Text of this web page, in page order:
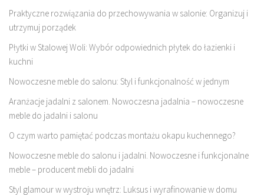
Praktyczne rozwiązania do przechowywania w salonie: Organizuj i
utrzymuj porządek
Płytki w Stalowej Woli: Wybór odpowiednich płytek do łazienki i
kuchni
Nowoczesne meble do salonu: Styl i funkcjonalność w jednym
Aranżacje jadalni z salonem. Nowoczesna jadalnia – nowoczesne
meble do jadalni i salonu
O czym warto pamiętać podczas montażu okapu kuchennego?
Nowoczesne meble do salonu i jadalni. Nowoczesne i funkcjonalne
meble – producent mebli do jadalni
Styl glamour w wystroju wnętrz: Luksus i wyrafinowanie w domu